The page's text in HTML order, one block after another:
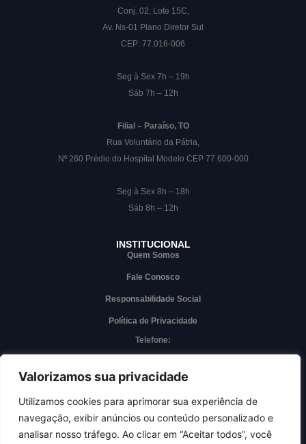
Valorizamos sua privacidade
Utilizamos cookies para aprimorar sua experiência de
navegação, exibir anúncios ou conteúdo personalizado e
analisar nosso tráfego. Ao clicar em “Aceitar todos”, você
Conj. 02, Lote 15C,
Av. Ns-01 Plano Diretor Sul
CEP: 77.016-006
Seg à Sex 7h – 19h
Sáb 7h – 12h
Filial – Paraíso, TO
Rua Voluntário da Pátria,
Nº 260 Prédio do Hospital Modelo CEP 77.600-000
Seg à Sex 8h – 18h
Sáb 8h – 12h
INSTITUCIONAL
Quem Somos
Fale Conosco
Responsabilidade Social
Política de Privacidade
Telefone:
Whatsapp
Acesso interno